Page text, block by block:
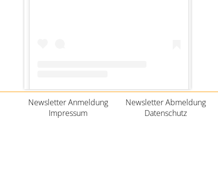
Newsletter Anmeldung
Newsletter Abmeldung
Impressum
Datenschutz